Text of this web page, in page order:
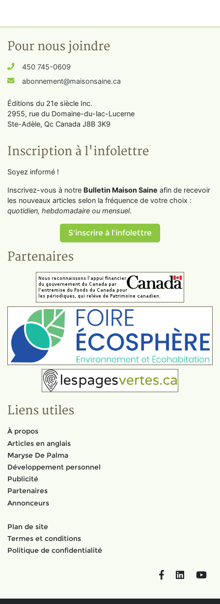
Pour nous joindre
450 745-0609
abonnement@maisonsaine.ca
Éditions du 21e siècle Inc.
2955, rue du Domaine-du-lac-Lucerne
Ste-Adèle, Qc Canada J8B 3K9
Inscription à l'infolettre
Soyez informé !
Inscrivez-vous à notre Bulletin Maison Saine afin de recevoir
les nouveaux articles selon la fréquence de votre choix :
quotidien, hebdomadaire ou mensuel.
S'inscrire à l'infolettre
Partenaires
Liens utiles
À propos
Articles en anglais
Maryse De Palma
Développement personnel
Publicité
Partenaires
Annonceurs
Plan de site
Termes et conditions
Politique de confidentialité
FacebookLinkedIn